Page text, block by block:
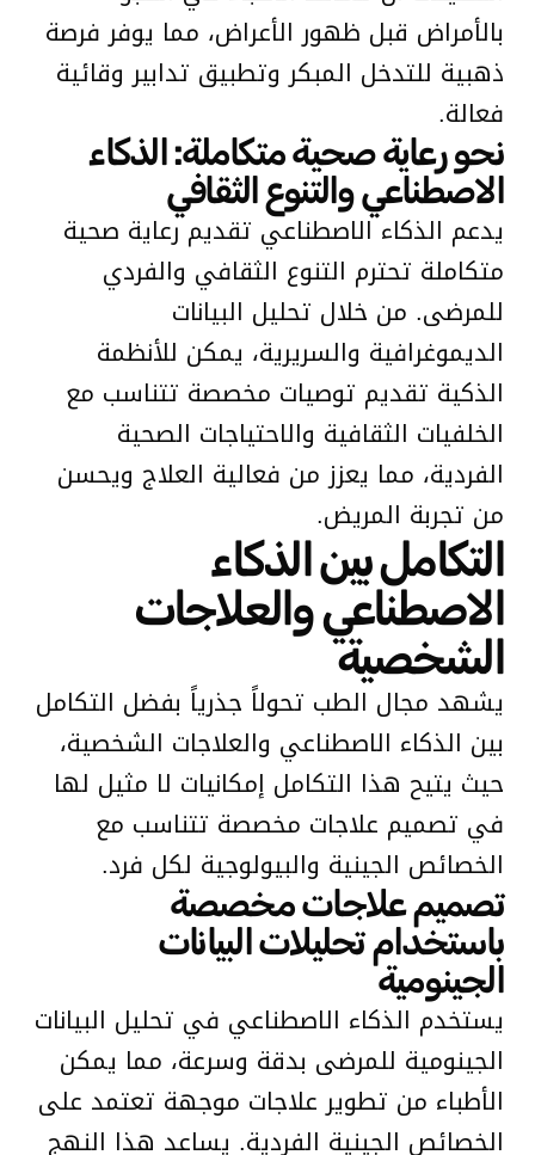
بالأمراض قبل ظهور الأعراض، مما يوفر فرصة
ذهبية للتدخل المبكر وتطبيق تدابير وقائية
فعالة.
نحو رعاية صحية متكاملة: الذكاء
الاصطناعي والتنوع الثقافي
يدعم الذكاء الاصطناعي تقديم رعاية صحية
متكاملة تحترم التنوع الثقافي والفردي
للمرضى. من خلال تحليل البيانات
الديموغرافية والسريرية، يمكن للأنظمة
الذكية تقديم توصيات مخصصة تتناسب مع
الخلفيات الثقافية والاحتياجات الصحية
الفردية، مما يعزز من فعالية العلاج ويحسن
من تجربة المريض.
التكامل بين الذكاء
الاصطناعي والعلاجات
الشخصية
يشهد مجال الطب تحولاً جذرياً بفضل التكامل
بين الذكاء الاصطناعي والعلاجات الشخصية،
حيث يتيح هذا التكامل إمكانيات لا مثيل لها
في تصميم علاجات مخصصة تتناسب مع
الخصائص الجينية والبيولوجية لكل فرد.
تصميم علاجات مخصصة
باستخدام تحليلات البيانات
الجينومية
يستخدم الذكاء الاصطناعي في تحليل البيانات
الجينومية للمرضى بدقة وسرعة، مما يمكن
الأطباء من تطوير علاجات موجهة تعتمد على
الخصائص الجينية الفردية. يساعد هذا النهج